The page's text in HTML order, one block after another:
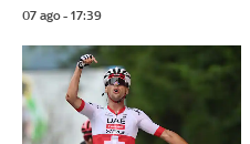
07 ago - 17:39